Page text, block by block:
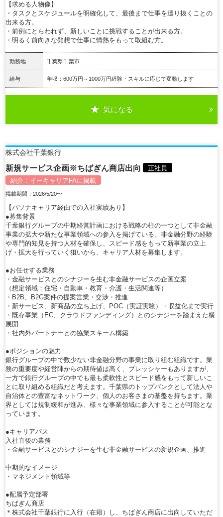
【求める人物像】
・タスクとスケジュールを明確化して、最後まで仕事を遣り抜くことの
出来る方。
・前例にとらわれず、新しいことに挑戦することが出来る方。
・明るく前向きな発想で仕事に情熱をもって取組む方。
勤務地 千葉県千葉市
給与 年収：600万円～1000万円経験・スキルに応じて変動します
気になる
株式会社千葉銀行
新規サービス企画※ちばぎん商店出向
正社員
紹介： イーキャリアFAに掲載
掲載期間：2026/5/20〜
【パソナキャリア経由での入社実績あり】
●募集背景
千葉銀行グループの中期経営計画における戦略の柱の一つとして非金融
事業の拡大や新たな事業領域への参入を掲げている。非金融分野の経験
や専門的知見を持つ人材を確保し、スピード感をもって新事業の立上
げ・拡大を行っていく狙いから、キャリア人材を募集します。
●お任せする業務
・金融サービスとのシナジーを生む非金融サービスの企画立案
（想定領域：住宅・自動車・教育・介護・生活関連等）
・B2B、B2G案件の提案営業・交渉・推進
・新サービス、新商品の立ち上げ、POC（実証実験）・収益化まで実行
・既存事業（EC、クラウドファンディング）とのシナジーを踏まえた横
展開
・社内外パートナーとの協業スキーム構築
●ポジションの魅力
銀行グループの中で数少ない非金融分野の事業に取り組む組織です。業
務の重要度や経営陣からの期待値は高く、プレッシャーもありますが、
一方で銀行グループの中でも最も柔軟性とスピード感をもって新しいこ
とに取り組める組織だと考えます。千葉県のトップバンクとして法人や
自治体との豊富なネットワーク、個人のお客さまの基盤を持ちます。業
界としては規制緩和が進み、様々な事業領域に参入することが可能とな
っています。
●キャリアパス
入社直後の業務
・金融サービスとのシナジーを生む非金融サービスの新規企画、推進
中期的なイメージ
・マネジメント領域等
●配属予定部署
ちばぎん商店
＊株式会社千葉銀行に入行（在籍）し、ちばぎん商店に出向していただ